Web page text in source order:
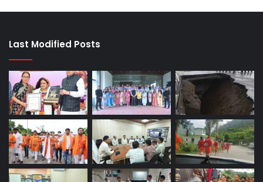
Last Modified Posts